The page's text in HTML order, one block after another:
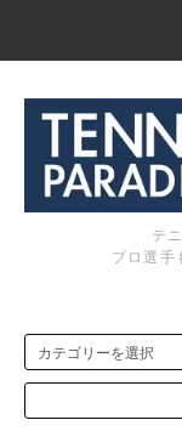
テ
プロ選手